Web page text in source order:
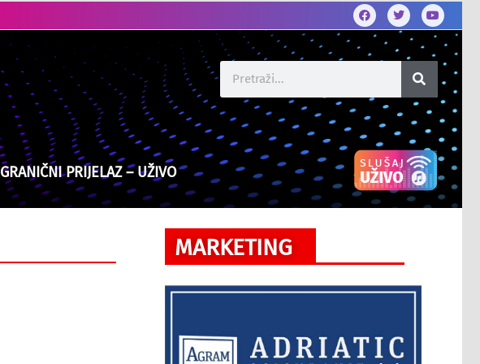
GRANIČNI PRIJELAZ – UŽIVO
MARKETING